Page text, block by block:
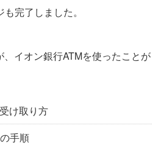
完了しました。
イオン銀行ATMを使ったことが
け取り方
手順